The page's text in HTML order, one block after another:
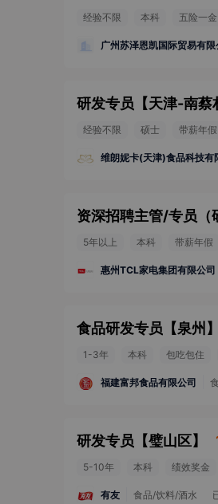
经验不限 本科 五险一金
广州苏泽恩凯国际贸易有限
研发专员 【天津-南蔡
经验不限 硕士 带薪年假
维朗妮卡(天津)食品科技有
资深招聘主管/专员（
5年以上 本科 带薪年假
惠州TCL家电集团有限公司
食品研发专员 【泉州 】
1-3年 本科 包吃包住
福建富邦食品有限公司
研发专员 【璧山区】
5-10年 本科 绩效奖金
有友 食品/饮料/酒水